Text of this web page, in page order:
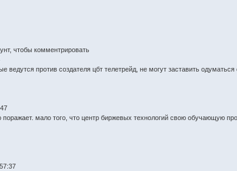
чтобы комментрировать
ведутся против создателя цбт телетрейд, не могут заставить одуматься
поражает. мало того, что центр биржевых технологий свою обучающую